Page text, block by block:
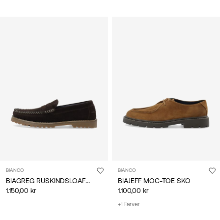
BIANCO
BIAGREG RUSKINDSLOAFERS
1.150,00 kr
BIANCO
BIAJEFF MOC-TOE SKO
1.100,00 kr
+1 Farver